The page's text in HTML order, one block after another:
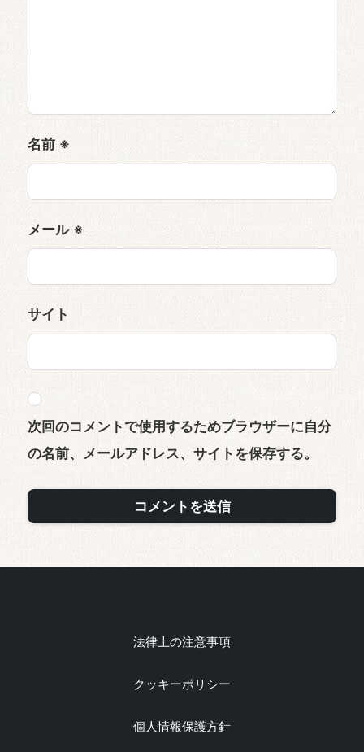
名前 ※
メール ※
サイト
次回のコメントで使用するためブラウザーに自分
の名前、メールアドレス、サイトを保存する。
法律上の注意事項
クッキーポリシー
個人情報保護方針